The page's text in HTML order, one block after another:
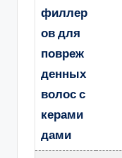
филлер
ов для
повреж
денных
волос с
керами
дами